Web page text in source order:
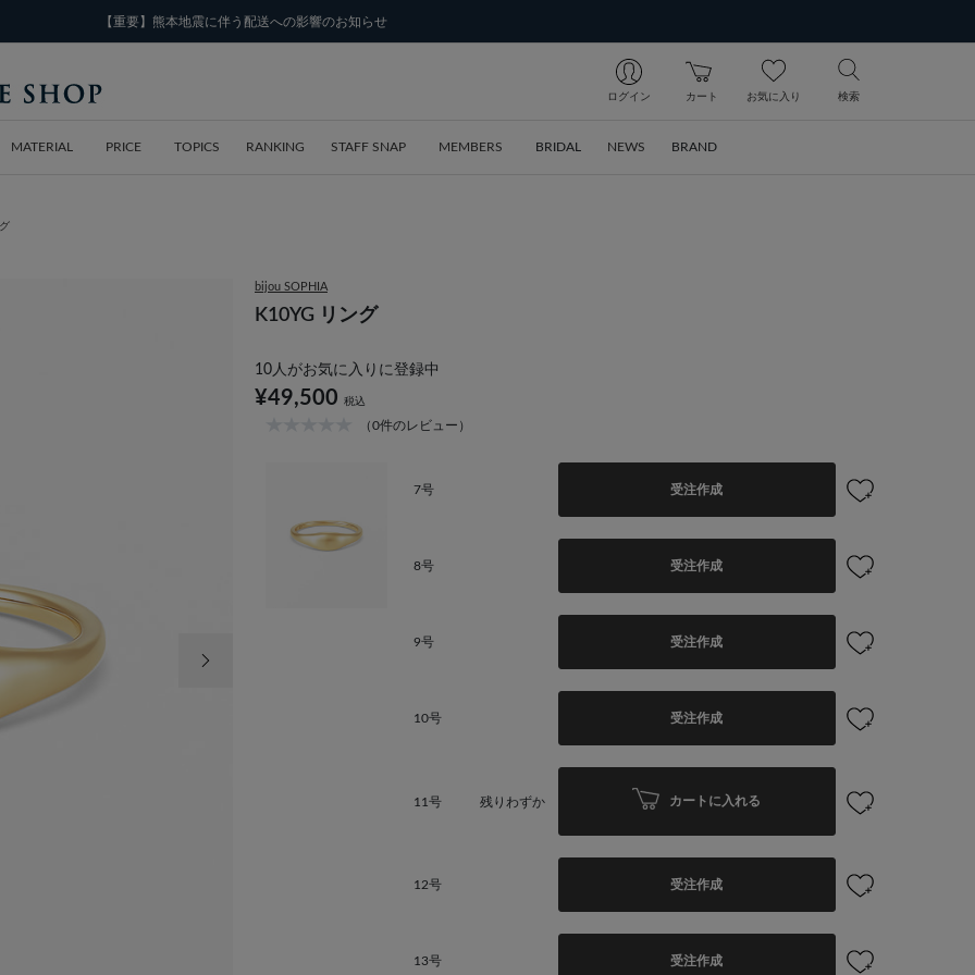
【重要】熊本地震に伴う配送への影響のお知らせ
ログイン カート お気に入り 検索
MATERIAL PRICE TOPICS RANKING STAFF SNAP MEMBERS BRIDAL NEWS BRAND
bijou SOPHIA
K10YG リング
10人がお気に入りに登録中
¥49,500 税込
（0件のレビュー）
7号 受注作成
8号 受注作成
9号 受注作成
10号 受注作成
11号 残りわずか カートに入れる
12号 受注作成
13号 受注作成